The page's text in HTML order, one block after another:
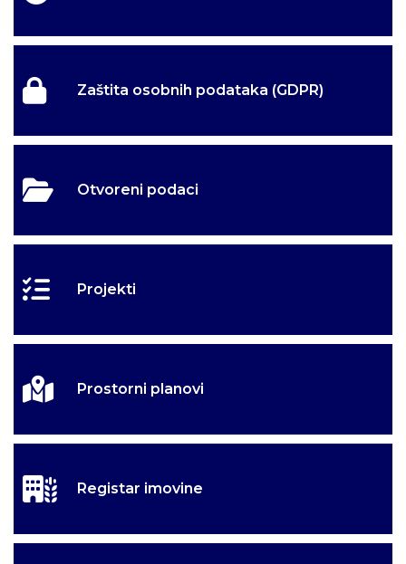
Zaštita osobnih podataka (GDPR)
Otvoreni podaci
Projekti
Prostorni planovi
Registar imovine